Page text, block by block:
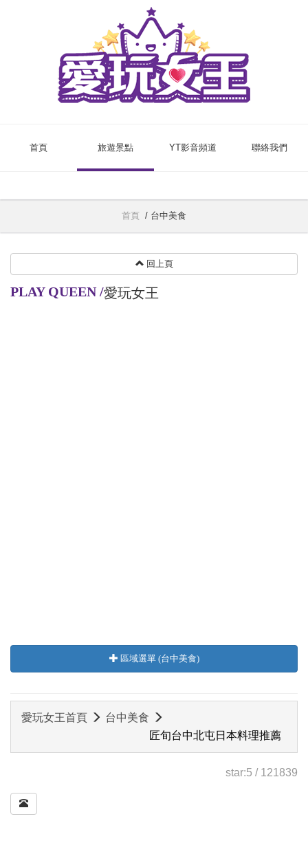
首頁 旅遊景點 YT影音頻道 聯絡我們
首頁 / 台中美食
回上頁
PLAY QUEEN/愛玩女王
區域選單 (台中美食)
愛玩女王首頁
台中美食
匠旬台中北屯日本料理推薦
star:5 / 121839